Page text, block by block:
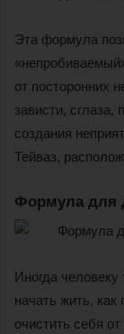
Эта формула
от посторонних
зависти, сглаза,
создания
Тейваз,
Формула для
Иногда человеку
начать жить, как
очистить себя